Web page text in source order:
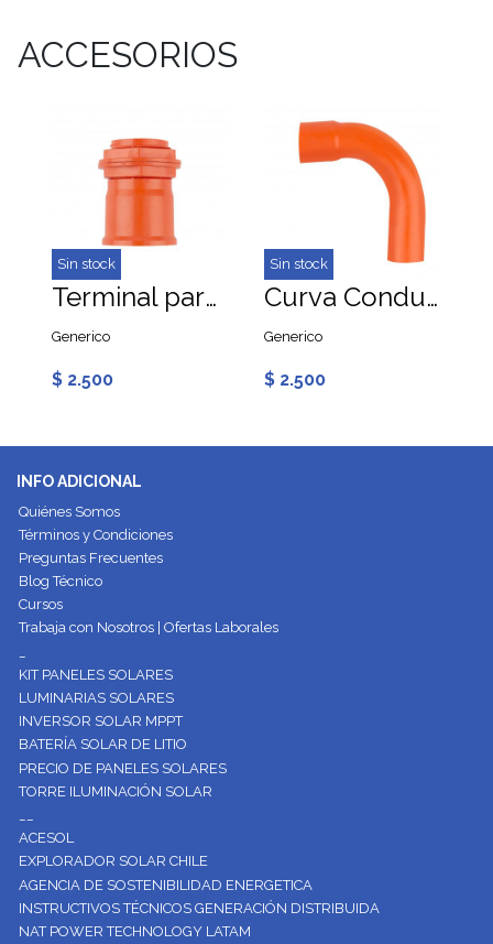
ACCESORIOS
Sin stock
Terminal para Conduit PVC 50mm
Generico
$ 2.500
Sin stock
Curva Conduit PVC 50mm
Generico
$ 2.500
INFO ADICIONAL
Quiénes Somos
Términos y Condiciones
Preguntas Frecuentes
Blog Técnico
Cursos
Trabaja con Nosotros | Ofertas Laborales
KIT PANELES SOLARES
LUMINARIAS SOLARES
INVERSOR SOLAR MPPT
BATERÍA SOLAR DE LITIO
PRECIO DE PANELES SOLARES
TORRE ILUMINACIÓN SOLAR
ACESOL
EXPLORADOR SOLAR CHILE
AGENCIA DE SOSTENIBILIDAD ENERGETICA
INSTRUCTIVOS TÉCNICOS GENERACIÓN DISTRIBUIDA
NAT POWER TECHNOLOGY LATAM